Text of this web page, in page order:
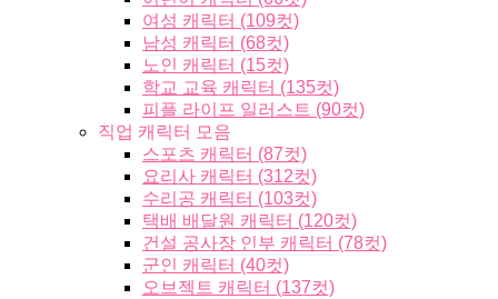
여성 캐릭터 (109컷)
남성 캐릭터 (68컷)
노인 캐릭터 (15컷)
학교 교육 캐릭터 (135컷)
피플 라이프 일러스트 (90컷)
직업 캐릭터 모음
스포츠 캐릭터 (87컷)
요리사 캐릭터 (312컷)
수리공 캐릭터 (103컷)
택배 배달원 캐릭터 (120컷)
건설 공사장 인부 캐릭터 (78컷)
군인 캐릭터 (40컷)
오브젝트 캐릭터 (137컷)